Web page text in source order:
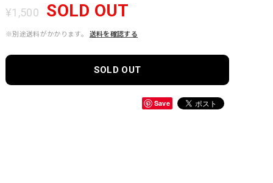
¥1,500 SOLD OUT
※別途送料がかかります。 送料を確認する
SOLD OUT
Save